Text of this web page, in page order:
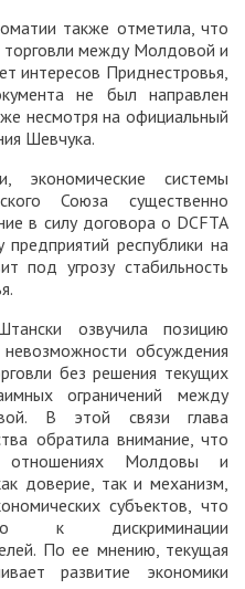
также отметила, что
торговли между Молдовой и
интересов Приднестровья,
не был направлен
несмотря на официальный
Шевчука.
системы
Союза существенно
в силу договора о DCFTA
республики на
под угрозу стабильность
озвучила позицию
обсуждения
без решения текущих
ограничений между
В этой связи глава
обратила внимание, что
Молдовы и
доверие, так и механизм,
субъектов, что
к дискриминации
По ее мнению, текущая
развитие экономики